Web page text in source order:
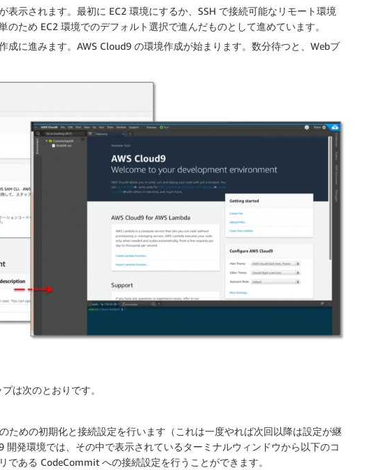
表示されます。最初に EC2 環境にするか、SSH で接続可能なリモート環境
ため EC2 環境でのデフォルト選択で進んだものとして進めています。
成に進みます。AWS Cloud9 の環境作成が始まります。数分待つと、Webブ
は次のとおりです。
ための初期化と接続設定を行います（これは一度やれば次回以降は設定が継
開発環境では、その中で表示されているターミナルウィンドウから以下のコ
である CodeCommit への接続設定を行うことができます。